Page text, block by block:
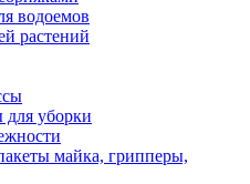
водоемов
растений
для уборки
майка, грипперы,